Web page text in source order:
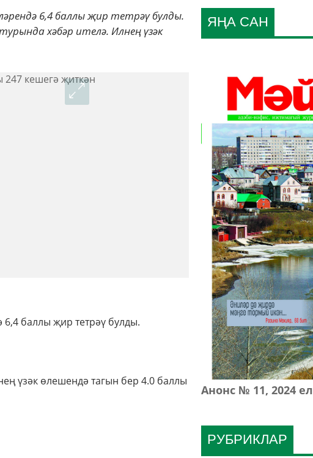
6,4 баллы җир тетрәү булды.
хәбәр ителә. Илнең үзәк
баллы җир тетрәү булды.
үзәк өлешендә тагын бер 4.0 баллы
РУБРИКЛАР
ЯҢА САН
Анонс № 11, 2024 ел